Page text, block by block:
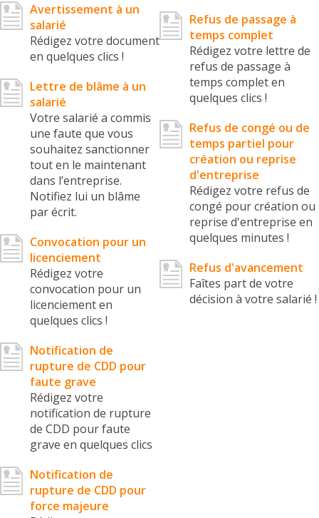
Avertissement à un
salarié
Rédigez votre document
en quelques clics !
Lettre de blâme à un
salarié
Votre salarié a commis
une faute que vous
souhaitez sanctionner
tout en le maintenant
dans l’entreprise.
Notifiez lui un blâme
par écrit.
Convocation pour un
licenciement
Rédigez votre
convocation pour un
licenciement en
quelques clics !
Notification de
rupture de CDD pour
faute grave
Rédigez votre
notification de rupture
de CDD pour faute
grave en quelques clics
Notification de
rupture de CDD pour
force majeure
Refus de passage à
temps complet
Rédigez votre lettre de
refus de passage à
temps complet en
quelques clics !
Refus de congé ou de
temps partiel pour
création ou reprise
d'entreprise
Rédigez votre refus de
congé pour création ou
reprise d'entreprise en
quelques minutes !
Refus d'avancement
Faîtes part de votre
décision à votre salarié !